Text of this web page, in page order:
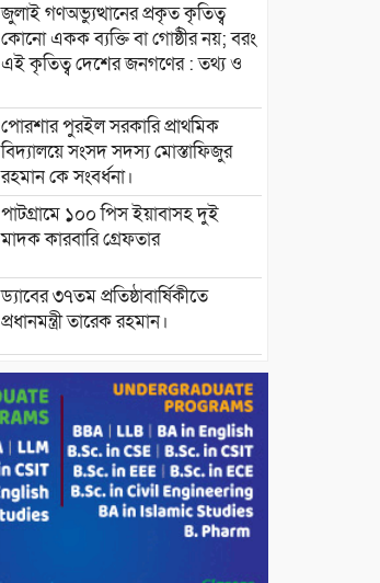
জুলাই গণঅভ্যুত্থানের প্রকৃত কৃতিত্ব
কোনো একক ব্যক্তি বা গোষ্ঠীর নয়; বরং
এই কৃতিত্ব দেশের জনগণের : তথ্য ও
পোরশার পুরইল সরকারি প্রাথমিক
বিদ্যালয়ে সংসদ সদস্য মোস্তাফিজুর
রহমান কে সংবর্ধনা।
পাটগ্রামে ১০০ পিস ইয়াবাসহ দুই
মাদক কারবারি গ্রেফতার
ড্যাবের ৩৭তম প্রতিষ্ঠাবার্ষিকীতে
প্রধানমন্ত্রী তারেক রহমান।
চন্দনাইশের হাশিমপুর ৪ নং ওয়ার্ডে
৫’শতাধিক হতদরিদ্র পরিবারের মাঝে
খাদ্যসামগ্রী বিতরণ করেন মনজুর
পরিবেশ রক্ষায় পাটগ্রামে ইহসান ইয়ুথ
সার্কেলের বৃক্ষরোপণ